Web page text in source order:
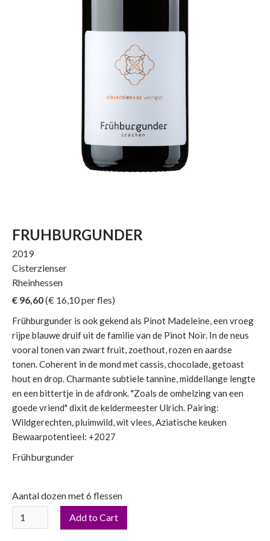
FRUHBURGUNDER
2019
Cisterzienser
Rheinhessen
€ 96,60(€ 16,10per fles)
Frühburgunder is ook gekend als Pinot Madeleine, een vroeg
rijpe blauwe druif uit de familie van de Pinot Noir. In de neus
vooral tonen van zwart fruit, zoethout, rozen en aardse
tonen. Coherent in de mond met cassis, chocolade, getoast
hout en drop. Charmante subtiele tannine, middellange lengte
en een bittertje in de afdronk. "Zoals de omhelzing van een
goede vriend" dixit de keldermeester Ulrich. Pairing:
Wildgerechten, pluimwild, wit vlees, Aziatische keuken
Bewaarpotentieel: +2027
Frühburgunder
Aantal dozen met 6 flessen